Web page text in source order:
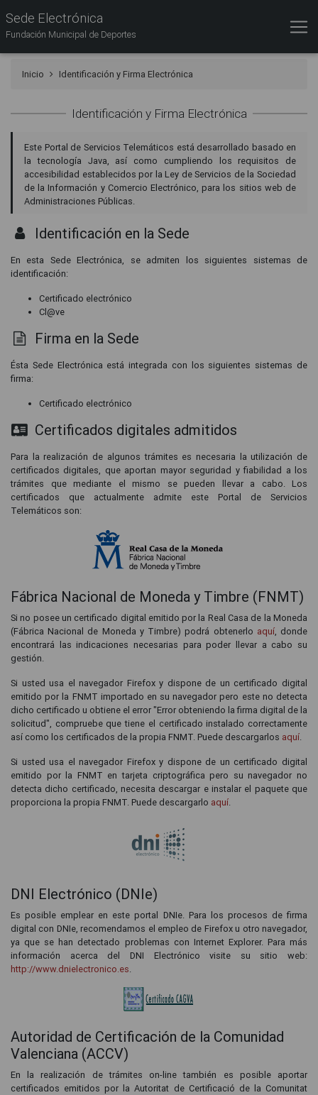
Sede Electrónica
Fundación Municipal de Deportes
Inicio Identificación y Firma Electrónica
Identificación y Firma Electrónica
Este Portal de Servicios Telemáticos está desarrollado basado en
la tecnología Java, así como cumpliendo los requisitos de
accesibilidad establecidos por la Ley de Servicios de la Sociedad
de la Información y Comercio Electrónico, para los sitios web de
Administraciones Públicas.
Identificación en la Sede
En esta Sede Electrónica, se admiten los siguientes sistemas de
identificación:
Certificado electrónico
Cl@ve
Firma en la Sede
Ésta Sede Electrónica está integrada con los siguientes sistemas de
firma:
Certificado electrónico
Certificados digitales admitidos
Para la realización de algunos trámites es necesaria la utilización de
certificados digitales, que aportan mayor seguridad y fiabilidad a los
trámites que mediante el mismo se pueden llevar a cabo. Los
certificados que actualmente admite este Portal de Servicios
Telemáticos son:
Fábrica Nacional de Moneda y Timbre (FNMT)
Si no posee un certificado digital emitido por la Real Casa de la Moneda
(Fábrica Nacional de Moneda y Timbre) podrá obtenerlo aquí, donde
encontrará las indicaciones necesarias para poder llevar a cabo su
gestión.
Si usted usa el navegador Firefox y dispone de un certificado digital
emitido por la FNMT importado en su navegador pero este no detecta
dicho certificado u obtiene el error "Error obteniendo la firma digital de la
solicitud", compruebe que tiene el certificado instalado correctamente
así como los certificados de la propia FNMT. Puede descargarlos aquí.
Si usted usa el navegador Firefox y dispone de un certificado digital
emitido por la FNMT en tarjeta criptográfica pero su navegador no
detecta dicho certificado, necesita descargar e instalar el paquete que
proporciona la propia FNMT. Puede descargarlo aquí.
DNI Electrónico (DNIe)
Es posible emplear en este portal DNIe. Para los procesos de firma
digital con DNIe, recomendamos el empleo de Firefox u otro navegador,
ya que se han detectado problemas con Internet Explorer. Para más
información acerca del DNI Electrónico visite su sitio web:
http://www.dnielectronico.es.
Autoridad de Certificación de la Comunidad
Valenciana (ACCV)
En la realización de trámites on-line también es posible aportar
certificados emitidos por la Autoritat de Certificació de la Comunitat